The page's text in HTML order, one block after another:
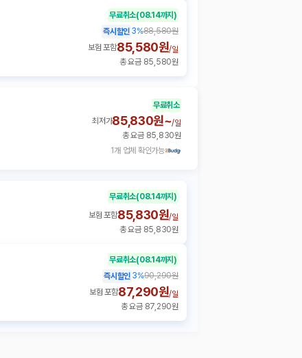
무료취소(08.14까지)
즉시할인 3%88,580원
보험 포함85,580원/일
총 요금 85,580원
1개 업체 확인가능
무료취소
최저가85,830원~/일
총 요금 85,830원
무료취소(08.14까지)
보험 포함85,830원/일
총 요금 85,830원
무료취소(08.14까지)
즉시할인 3%90,290원
보험 포함87,290원/일
총 요금 87,290원